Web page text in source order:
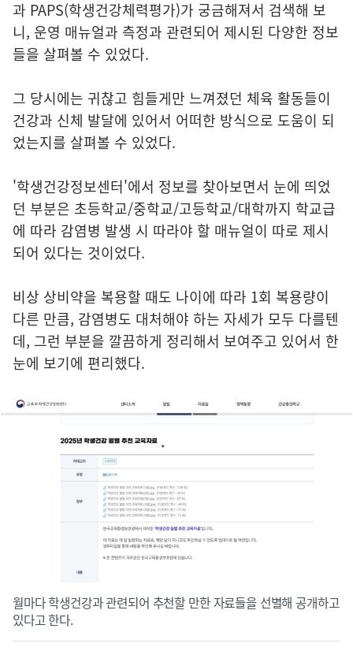
과 PAPS(학생건강체력평가)가 궁금해져서 검색해 보
니, 운영 매뉴얼과 측정과 관련되어 제시된 다양한 정보
들을 살펴볼 수 있었다.
그 당시에는 귀찮고 힘들게만 느껴졌던 체육 활동들이
건강과 신체 발달에 있어서 어떠한 방식으로 도움이 되
었는지를 살펴볼 수 있었다.
'학생건강정보센터'에서 정보를 찾아보면서 눈에 띄었
던 부분은 초등학교/중학교/고등학교/대학까지 학교급
에 따라 감염병 발생 시 따라야 할 매뉴얼이 따로 제시
되어 있다는 것이었다.
비상 상비약을 복용할 때도 나이에 따라 1회 복용량이
다른 만큼, 감염병도 대처해야 하는 자세가 모두 다를텐
데, 그런 부분을 깔끔하게 정리해서 보여주고 있어서 한
눈에 보기에 편리했다.
월마다 학생건강과 관련되어 추천할 만한 자료들을 선별해 공개하고
있다고 한다.